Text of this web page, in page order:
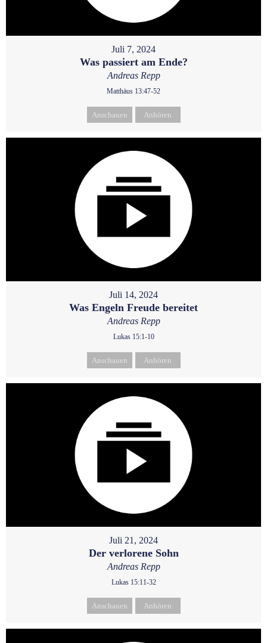
Juli 7, 2024
Was passiert am Ende?
Andreas Repp
Matthäus 13:47-52
Anschauen Anhören
Juli 14, 2024
Was Engeln Freude bereitet
Andreas Repp
Lukas 15:1-10
Anschauen Anhören
Juli 21, 2024
Der verlorene Sohn
Andreas Repp
Lukas 15:11-32
Anschauen Anhören